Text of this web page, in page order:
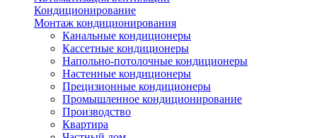
Кондиционирование
Монтаж кондиционирования
Канальные кондиционеры
Кассетные кондиционеры
Напольно-потолочные кондиционеры
Настенные кондиционеры
Прецизионные кондиционеры
Промышленное кондиционирование
Производство
Квартира